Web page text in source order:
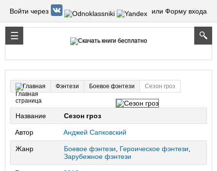
Войти через или Форму входа
Главная Фэнтези Боевое фэнтези Сезон гроз
Название Сезон гроз
Автор Анджей Сапковский
Жанр Боевое фэнтези Героическое фэнтези
Зарубежное фэнтези